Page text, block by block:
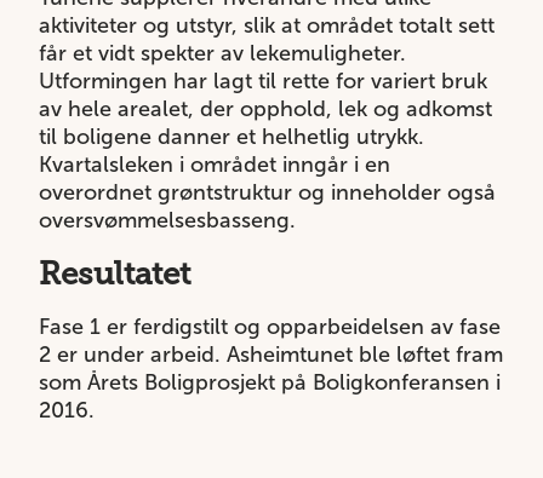
aktiviteter og utstyr, slik at området totalt sett
får et vidt spekter av lekemuligheter.
Utformingen har lagt til rette for variert bruk
av hele arealet, der opphold, lek og adkomst
til boligene danner et helhetlig utrykk.
Kvartalsleken i området inngår i en
overordnet grøntstruktur og inneholder også
oversvømmelsesbasseng.
Resultatet
Fase 1 er ferdigstilt og opparbeidelsen av fase
2 er under arbeid. Asheimtunet ble løftet fram
som Årets Boligprosjekt på Boligkonferansen i
2016.